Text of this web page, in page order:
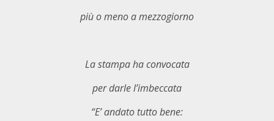
più o meno a mezzogiorno
La stampa ha convocata
per darle l’imbeccata
“E’ andato tutto bene: